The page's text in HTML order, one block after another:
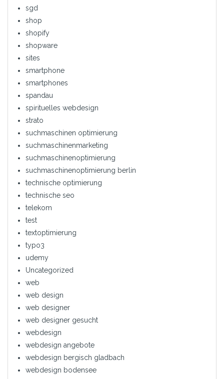
sgd
shop
shopify
shopware
sites
smartphone
smartphones
spandau
spirituelles webdesign
strato
suchmaschinen optimierung
suchmaschinenmarketing
suchmaschinenoptimierung
suchmaschinenoptimierung berlin
technische optimierung
technische seo
telekom
test
textoptimierung
typo3
udemy
Uncategorized
web
web design
web designer
web designer gesucht
webdesign
webdesign angebote
webdesign bergisch gladbach
webdesign bodensee